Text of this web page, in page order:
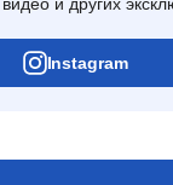
Instagram